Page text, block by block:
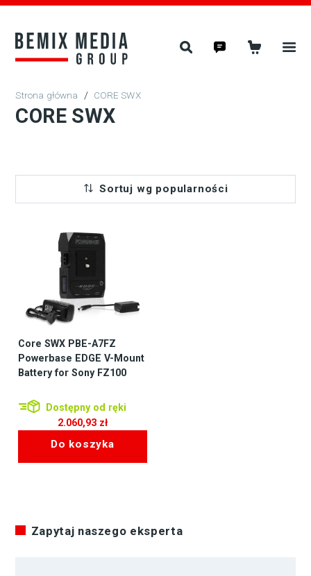
/ CORE SWX
CORE SWX
Sortuj wg popularności
Core SWX PBE-A7FZ
Powerbase EDGE V-Mount
Battery for Sony FZ100
Dostępny od ręki
2.060,93 zł
Do koszyka
Zapytaj naszego eksperta